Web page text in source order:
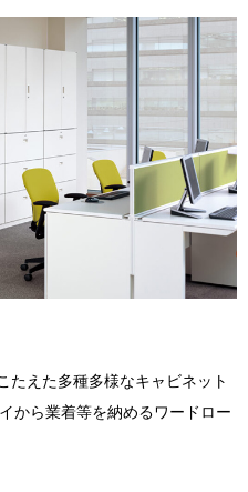
たえた多種多様なキャビネット
から業着等を納めるワードロー